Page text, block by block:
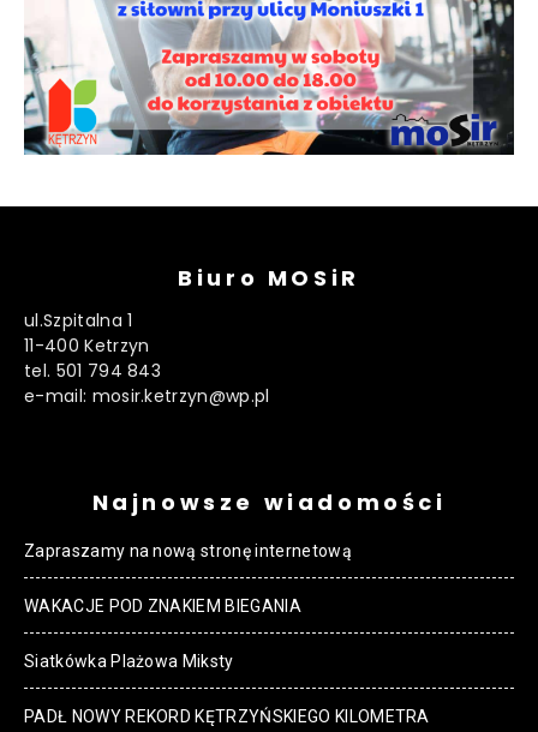
Biuro MOSiR
ul.Szpitalna 1
11-400 Ketrzyn
tel. 501 794 843
e-mail: mosir.ketrzyn@wp.pl
Najnowsze wiadomości
Zapraszamy na nową stronę internetową
WAKACJE POD ZNAKIEM BIEGANIA
Siatkówka Plażowa Miksty
PADŁ NOWY REKORD KĘTRZYŃSKIEGO KILOMETRA